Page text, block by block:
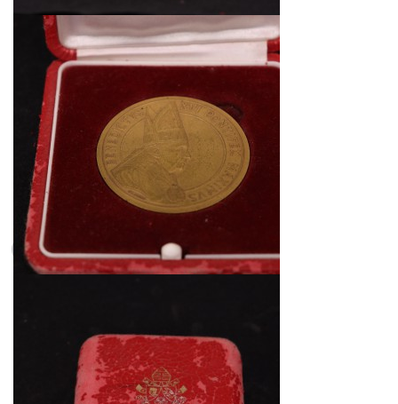
1min restante